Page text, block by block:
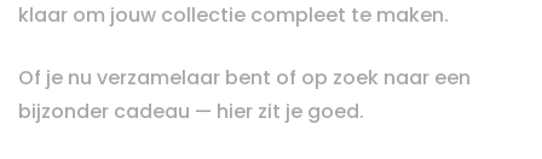
klaar om jouw collectie compleet te maken.
Of je nu verzamelaar bent of op zoek naar een
bijzonder cadeau — hier zit je goed.